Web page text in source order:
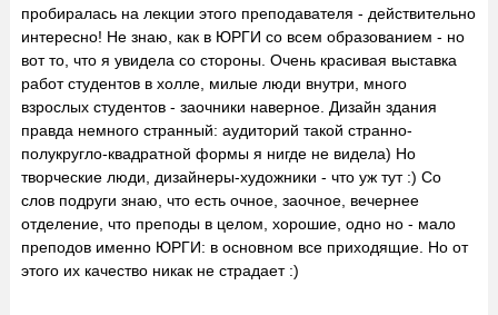
пробиралась на лекции этого преподавателя - действительно
интересно! Не знаю, как в ЮРГИ со всем образованием - но
вот то, что я увидела со стороны. Очень красивая выставка
работ студентов в холле, милые люди внутри, много
взрослых студентов - заочники наверное. Дизайн здания
правда немного странный: аудиторий такой странно-
полукругло-квадратной формы я нигде не видела) Но
творческие люди, дизайнеры-художники - что уж тут :) Со
слов подруги знаю, что есть очное, заочное, вечернее
отделение, что преподы в целом, хорошие, одно но - мало
преподов именно ЮРГИ: в основном все приходящие. Но от
этого их качество никак не страдает :)